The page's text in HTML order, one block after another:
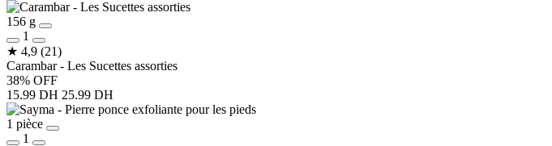
156 g
1
★ 4,9 (21)
Carambar - Les Sucettes assorties
38% OFF
15.99 DH 25.99 DH
1 pièce
1